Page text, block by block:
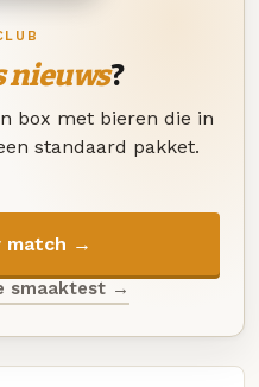
nieuws?
box met bieren die in
standaard pakket.
match →
smaaktest →